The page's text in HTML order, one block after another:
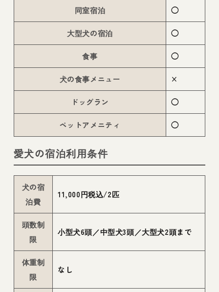
同室宿泊 ◯
大型犬の宿泊 ◯
食事 ◯
犬の食事メニュー ×
ドッグラン ◯
ペットアメニティ ◯
愛犬の宿泊利用条件
犬の宿
泊費
11,000円税込/2匹
頭数制
限
小型犬6頭／中型犬3頭／大型犬2頭まで
体重制
限
なし